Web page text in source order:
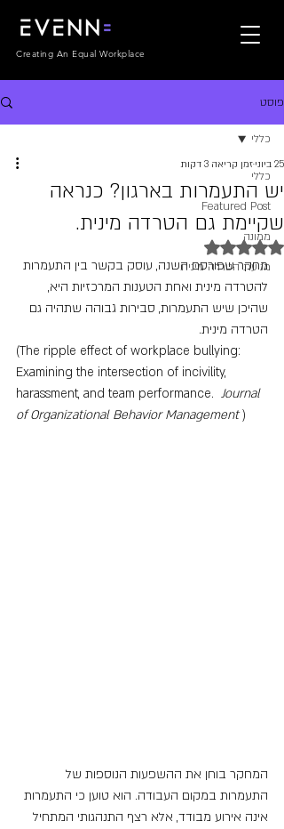
Creating An Equal Workplace
פוסט
כללי
Featured Post
ממונה
מניעת הטרדה מינית
כללי
יש התעמרות בארגון? כנראה
שקיימת גם הטרדה מינית.
25 ביוני זמן קריאה 3 דקות
דירוג של NaN מתוך 5 כוכבים
מחקר שפורסם השנה, עוסק בקשר בין התעמרות
להטרדה מינית ואחת הטענות המרכזיות היא,
שהיכן שיש התעמרות, סבירות גבוהה שתהיה גם
הטרדה מינית.
(The ripple effect of workplace bullying:
Examining the intersection of incivility,
harassment, and team performance. Journal
of Organizational Behavior Management )
המחקר בוחן את ההשפעות הנוספות של
התעמרות במקום העבודה. הוא טוען כי התעמרות
אינה אירוע מבודד, אלא רצף התנהגותי המתחיל